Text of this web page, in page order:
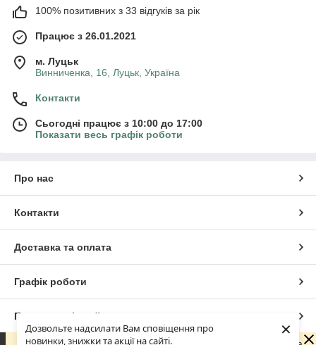
Дозвольте надсилати Вам сповіщення про
новинки, знижки та акції на сайті.
×
100% позитивних з 33 відгуків за рік
Працює з 26.01.2021
м. Луцьк
Винниченка, 16, Луцьк, Україна
Контакти
Сьогодні працює з 10:00 до 17:00
Показати весь графік роботи
Про нас
Контакти
Доставка та оплата
Графік роботи
Повна версія сайту